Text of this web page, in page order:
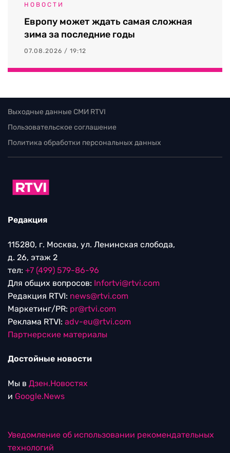
НОВОСТИ
Европу может ждать самая сложная
зима за последние годы
07.08.2026 / 19:12
Выходные данные СМИ RTVI
Пользовательское соглашение
Политика обработки персональных данных
Редакция
115280, г. Москва, ул. Ленинская слобода,
д. 26, этаж 2
тел: +7 (499) 579-86-96
Для общих вопросов: Infortvi@rtvi.com
Редакция RTVI: news@rtvi.com
Маркетинг/PR: pr@rtvi.com
Реклама RTVI: adv-eu@rtvi.com
Партнерские материалы
Достойные новости
Мы в Дзен.Новостях
и Google.News
Уведомление об использовании рекомендательных
технологий